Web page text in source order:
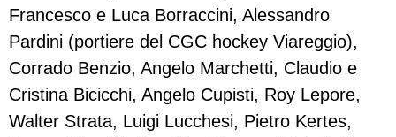
Francesco e Luca Borraccini, Alessandro
Pardini (portiere del CGC hockey Viareggio),
Corrado Benzio, Angelo Marchetti, Claudio e
Cristina Bicicchi, Angelo Cupisti, Roy Lepore,
Walter Strata, Luigi Lucchesi, Pietro Kertes,